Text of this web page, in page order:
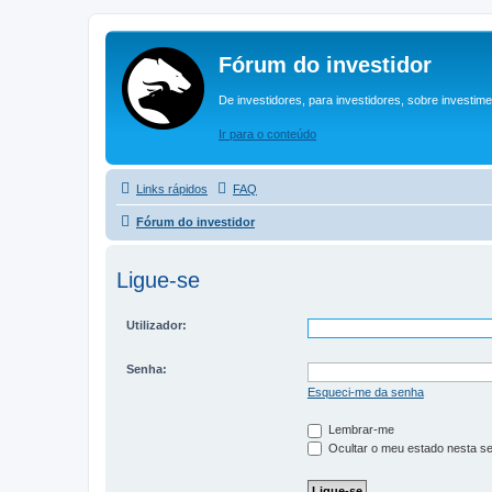
Fórum do investidor
De investidores, para investidores, sobre
Ir para o conteúdo
Links rápidos FAQ
Fórum do investidor
Ligue-se
Utilizador:
Senha:
Esqueci-me da senha
Lembrar-me
Ocultar o meu estado nesta